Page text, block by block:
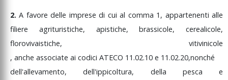
2.A favoredelle impresedi cuial comma 1, appartenentialle
filiere agrituristiche, apistiche,brassicole, cerealicole,
florovivaistiche, vitivinicole
, anche associate ai codici ATECO 11.02.10 e 11.02.20,nonché
dell'allevamento,dell'ippicoltura, della pesca e